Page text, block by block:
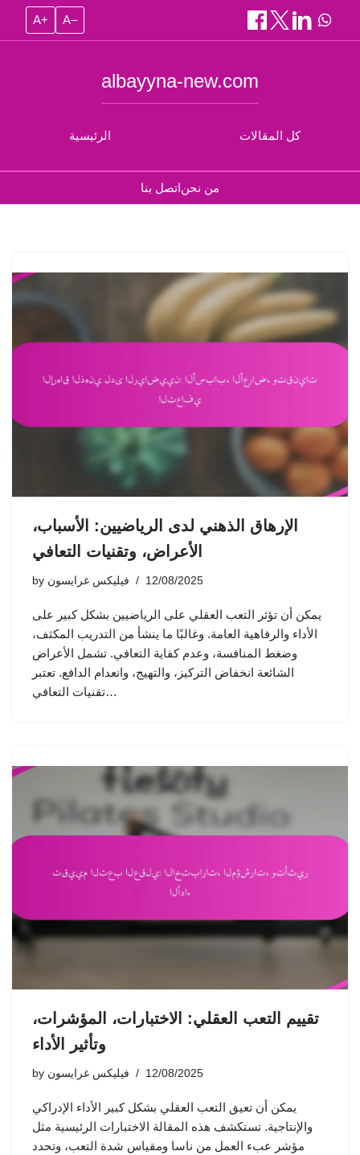
A+ A–
الرئيسية
albayyna-new.com
كل المقالات
اتصل بنامن نحن
الإرهاق الذهني لدى الرياضيين: الأسباب،
الأعراض، وتقنيات التعافي
by فيليكس غرايسون 12/08/2025
يمكن أن تؤثر التعب العقلي على الرياضيين بشكل كبير على
الأداء والرفاهية العامة. وغالبًا ما ينشأ من التدريب المكثف،
وضغط المنافسة، وعدم كفاية التعافي. تشمل الأعراض
الشائعة انخفاض التركيز، والتهيج، وانعدام الدافع. تعتبر
تقنيات التعافي…
تقييم التعب العقلي: الاختبارات، المؤشرات،
وتأثير الأداء
by فيليكس غرايسون 12/08/2025
يمكن أن تعيق التعب العقلي بشكل كبير الأداء الإدراكي
والإنتاجية. تستكشف هذه المقالة الاختبارات الرئيسية مثل
مؤشر عبء العمل من ناسا ومقياس شدة التعب، وتحدد